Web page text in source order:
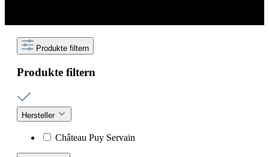
Produkte filtern
Produkte filtern
Hersteller
Château Puy Servain